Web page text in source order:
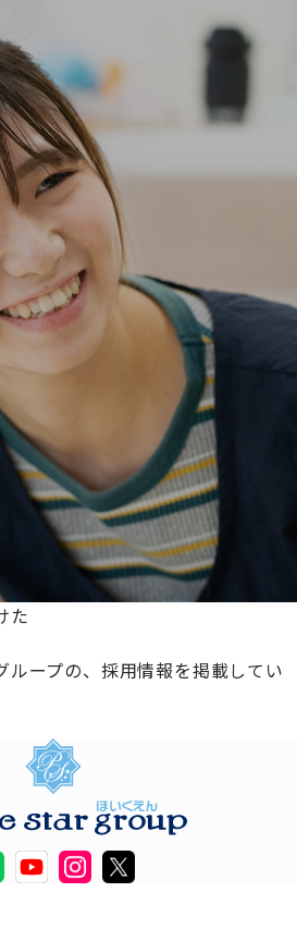
た
ループの、採用情報を掲載してい